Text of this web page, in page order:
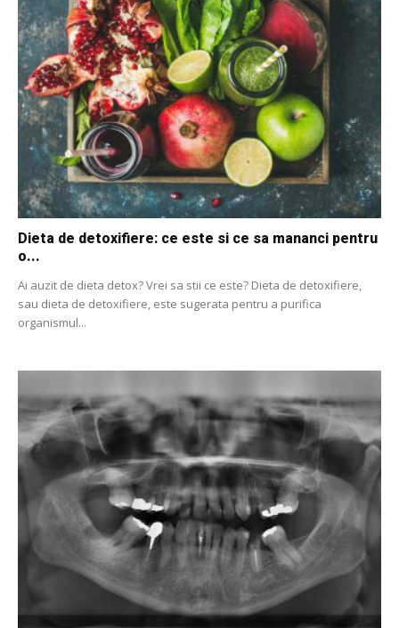
Dieta de detoxifiere: ce este si ce sa mananci pentru
o...
Ai auzit de dieta detox? Vrei sa stii ce este? Dieta de detoxifiere,
sau dieta de detoxifiere, este sugerata pentru a purifica
organismul...